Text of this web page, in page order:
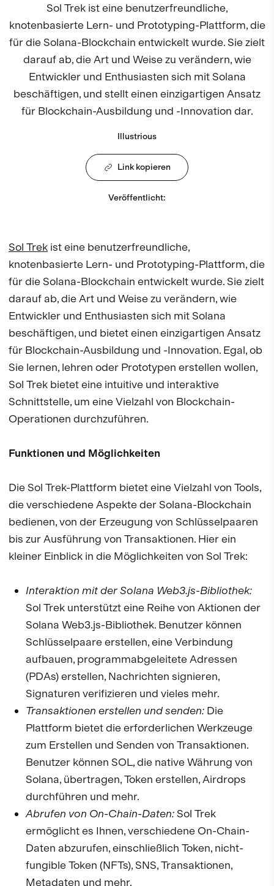
Sol Trek ist eine benutzerfreundliche,
knotenbasierte Lern- und Prototyping-Plattform, die
für die Solana-Blockchain entwickelt wurde. Sie zielt
darauf ab, die Art und Weise zu verändern, wie
Entwickler und Enthusiasten sich mit Solana
beschäftigen, und stellt einen einzigartigen Ansatz
für Blockchain-Ausbildung und -Innovation dar.
Illustrious
Link kopieren
Veröffentlicht:
Sol Trek ist eine benutzerfreundliche,
knotenbasierte Lern- und Prototyping-Plattform, die
für die Solana-Blockchain entwickelt wurde. Sie zielt
darauf ab, die Art und Weise zu verändern, wie
Entwickler und Enthusiasten sich mit Solana
beschäftigen, und bietet einen einzigartigen Ansatz
für Blockchain-Ausbildung und -Innovation. Egal, ob
Sie lernen, lehren oder Prototypen erstellen wollen,
Sol Trek bietet eine intuitive und interaktive
Schnittstelle, um eine Vielzahl von Blockchain-
Operationen durchzuführen.
Funktionen und Möglichkeiten
Die Sol Trek-Plattform bietet eine Vielzahl von Tools,
die verschiedene Aspekte der Solana-Blockchain
bedienen, von der Erzeugung von Schlüsselpaaren
bis zur Ausführung von Transaktionen. Hier ein
kleiner Einblick in die Möglichkeiten von Sol Trek:
Interaktion mit der Solana Web3.js-Bibliothek:
Sol Trek unterstützt eine Reihe von Aktionen der
Solana Web3.js-Bibliothek. Benutzer können
Schlüsselpaare erstellen, eine Verbindung
aufbauen, programmabgeleitete Adressen
(PDAs) erstellen, Nachrichten signieren,
Signaturen verifizieren und vieles mehr.
Transaktionen erstellen und senden: Die
Plattform bietet die erforderlichen Werkzeuge
zum Erstellen und Senden von Transaktionen.
Benutzer können SOL, die native Währung von
Solana, übertragen, Token erstellen, Airdrops
durchführen und mehr.
Abrufen von On-Chain-Daten:Sol Trek
ermöglicht es Ihnen, verschiedene On-Chain-
Daten abzurufen, einschließlich Token, nicht-
fungible Token (NFTs), SNS, Transaktionen,
Metadaten und mehr.